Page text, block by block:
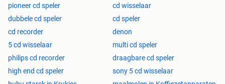
pioneer cd speler
cd wisselaar
dubbele cd speler
cd speler
cd recorder
denon
5 cd wisselaar
multi cd speler
philips cd recorder
draagbare cd speler
high end cd speler
sony 5 cd wisselaar